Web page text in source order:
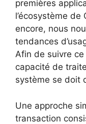
premières
l’écosystème
encore, nous
tendances
Afin de suivre
capacité de
système se doit
Une approche
transaction